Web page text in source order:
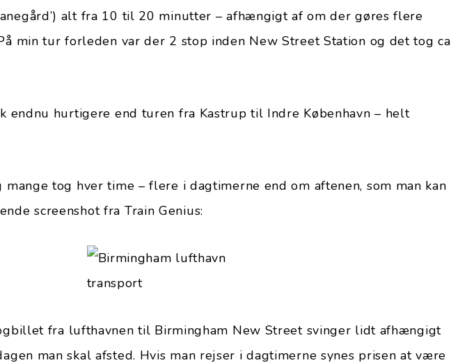
alt fra 10 til 20 minutter – afhængigt af om der gøres flere
min tur forleden var der 2 stop inden New Street Station og det tog ca
endnu hurtigere end turen fra Kastrup til Indre København – helt
tog hver time – flere i dagtimerne end om aftenen, som man kan
screenshot fra Train Genius:
fra lufthavnen til Birmingham New Street svinger lidt afhængigt
man skal afsted. Hvis man rejser i dagtimerne synes prisen at være